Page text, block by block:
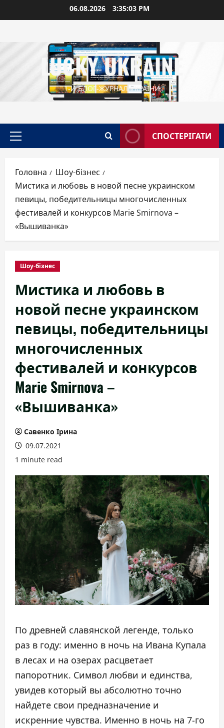
до
06.08.2026 3:35:04 PM
LUCKY UKRAINE
1-Й БЛОГ-ЖУРНАЛ УКРАЇНИ
Головне
СПОСТЕРІГАТИ
Головна
Шоу-бізнес
Мистика и любовь в новой песне украинском
певицы, победительницы многочисленных
фестивалей и конкурсов Marie Smirnova –
«Вышиванка»
Шоу-бізнес
Мистика и любовь в
новой песне украинском
певицы, победительницы
многочисленных
фестивалей и конкурсов
Marie Smirnova –
«Вышиванка»
Савенко Ірина
09.07.2021
1 minute read
По древней славянской легенде, только
раз в году: именно в ночь на Ивана Купала
в лесах и на озерах расцветает
папоротник. Символ любви и единства,
увидев который вы абсолютно точно
найдете свои предназначение и
искренние чувства. Именно в ночь на 7-го